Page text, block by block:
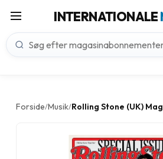
INTERNATIONALE
Forside/Musik/Rolling Stone (UK)